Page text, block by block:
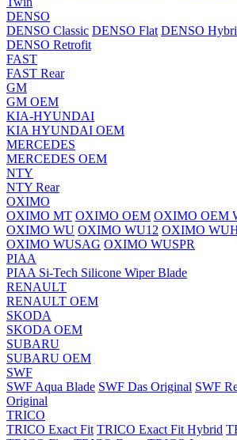
DENSO
DENSO Classic DENSO Flat DENSO
DENSO Retrofit
FAST
FAST Rear
GM
GM OEM
KIA-HYUNDAI
KIA HYUNDAI OEM
MERCEDES
MERCEDES OEM
NTY
NTY Rear
OXIMO
OXIMO MT OXIMO OEM OXIMO OEM
OXIMO WU OXIMO WU12 OXIMO
OXIMO WUSAG OXIMO WUSPR
PIAA
PIAA Si-Tech Silicone Wiper Blade
RENAULT
RENAULT OEM
SKODA
SKODA OEM
SUBARU
SUBARU OEM
SWF
SWF Aqua Blade SWF Das Original SWF
Original
TRICO
TRICO Exact Fit TRICO Exact Fit Hybrid